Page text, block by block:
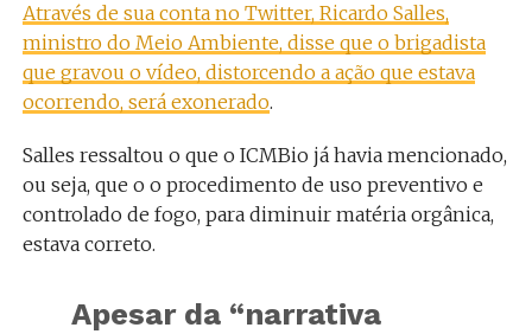
Através de sua conta no Twitter, Ricardo Salles,
ministro do Meio Ambiente, disse que o brigadista
que gravou o vídeo, distorcendo a ação que estava
ocorrendo, será exonerado.
Salles ressaltou o que o ICMBio já havia mencionado,
ou seja, que o o procedimento de uso preventivo e
controlado de fogo, para diminuir matéria orgânica,
estava correto.
Apesar da “narrativa